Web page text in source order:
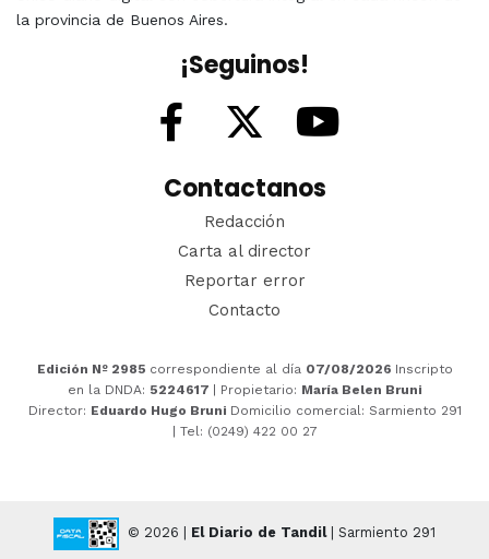
la provincia de Buenos Aires.
¡Seguinos!
Contactanos
Redacción
Carta al director
Reportar error
Contacto
Edición Nº 2985 correspondiente al día 07/08/2026 Inscripto
en la DNDA: 5224617 | Propietario: María Belen Bruni
Director: Eduardo Hugo Bruni Domicilio comercial: Sarmiento 291
| Tel: (0249) 422 00 27
© 2026 | El Diario de Tandil| Sarmiento 291